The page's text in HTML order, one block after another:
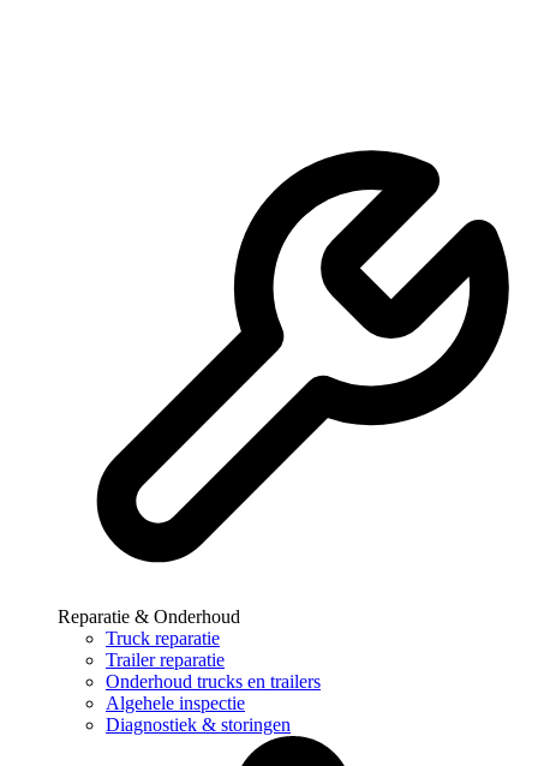
Reparatie & Onderhoud
Truck reparatie
Trailer reparatie
Onderhoud trucks en trailers
Algehele inspectie
Diagnostiek & storingen